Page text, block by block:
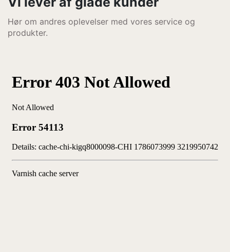
Hør om andres oplevelser med vores service og
produkter.